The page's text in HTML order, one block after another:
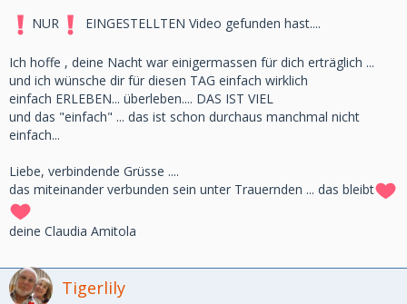
NUR EINGESTELLTEN Video gefunden hast....
Ich hoffe , deine Nacht war einigermassen für dich erträglich ...
und ich wünsche dir für diesen TAG einfach wirklich
einfach ERLEBEN... überleben.... DAS IST VIEL
und das "einfach" ... das ist schon durchaus manchmal nicht
einfach...
Liebe, verbindende Grüsse ....
das miteinander verbunden sein unter Trauernden ... das bleibt
deine Claudia Amitola
Tigerlily